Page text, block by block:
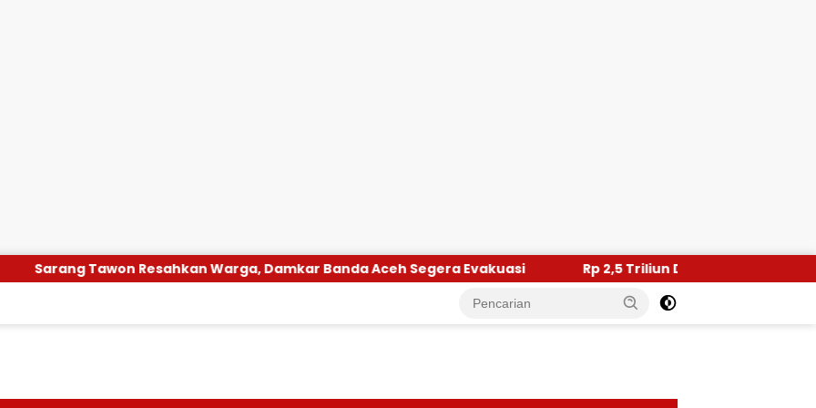
Resahkan Warga, Damkar Banda Aceh Segera Evakuasi Rp 2,5 Triliun Dana Kementan untuk Bencana,